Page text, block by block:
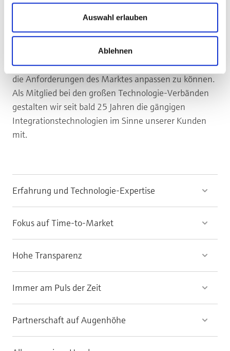
Auswahl erlauben
Ablehnen
Leidenschaft und Spaß an unserer Arbeit.
Mit langjähriger Erfahrung und umfangreichem
Know-How unterstützen wir unsere Kunden dabei,
ihre Geräte weiter zu entwickeln und sich schnell an
die Anforderungen des Marktes anpassen zu können.
Als Mitglied bei den großen Technologie-Verbänden
gestalten wir seit bald 25 Jahren die gängigen
Integrationstechnologien im Sinne unserer Kunden
mit.
Erfahrung und Technologie-Expertise
Fokus auf Time-to-Market
Hohe Transparenz
Immer am Puls der Zeit
Partnerschaft auf Augenhöhe